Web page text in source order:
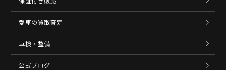
愛車の買取査定
車検・整備
公式ブログ